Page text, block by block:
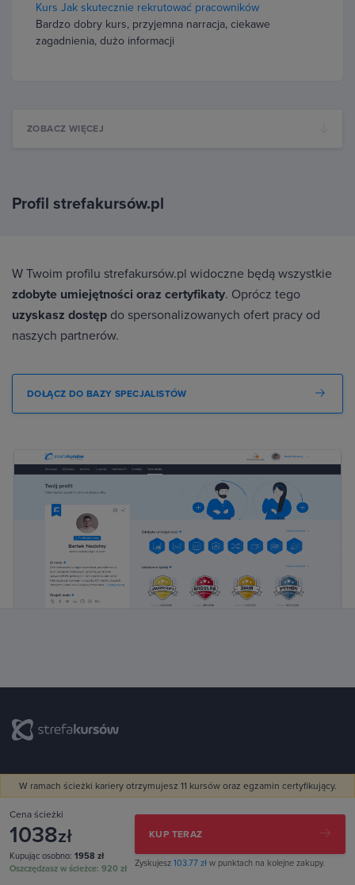
Kurs Jak skutecznie rekrutować pracowników
Bardzo dobry kurs, przyjemna narracja, ciekawe
zagadnienia, dużo informacji
ZOBACZ WIĘCEJ
Profil strefakursów.pl
W Twoim profilu strefakursów.pl widoczne będą wszystkie
zdobyte umiejętności oraz certyfikaty. Oprócz tego
uzyskasz dostęp do spersonalizowanych ofert pracy od
naszych partnerów.
DOŁĄCZ DO BAZY SPECJALISTÓW
W ramach ścieżki kariery otrzymujesz 11 kursów oraz egzamin certyfikujący.
Cena ścieżki
1038zł
Kupując osobno: 1958 zł
Oszczędzasz w ścieżce: 920 zł
KUP TERAZ
Zyskujesz 103.77 zł w punktach na kolejne zakupy.
biuro@strefakursow.pl
Pracujemy pon.–pt. w godz. 9:00–16:00
The Hero spółka z ograniczoną odpowiedzialnością spółka